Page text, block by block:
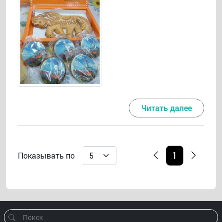
Читать далее
Показывать по 1